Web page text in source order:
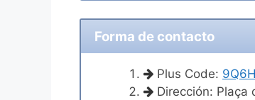
Forma de contacto
Plus Code:
Dirección: Plaça